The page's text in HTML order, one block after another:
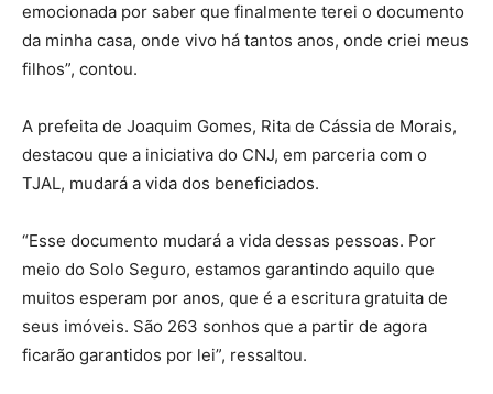
emocionada por saber que finalmente terei o documento
da minha casa, onde vivo há tantos anos, onde criei meus
filhos”, contou.
A prefeita de Joaquim Gomes, Rita de Cássia de Morais,
destacou que a iniciativa do CNJ, em parceria com o
TJAL, mudará a vida dos beneficiados.
“Esse documento mudará a vida dessas pessoas. Por
meio do Solo Seguro, estamos garantindo aquilo que
muitos esperam por anos, que é a escritura gratuita de
seus imóveis. São 263 sonhos que a partir de agora
ficarão garantidos por lei”, ressaltou.